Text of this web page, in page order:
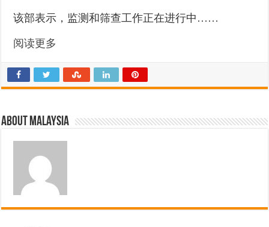
该部表示，监测和筛查工作正在进行中……
阅读更多
About Malaysia